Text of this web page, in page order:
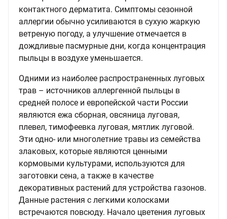
контактного дерматита. Симптомы сезонной
аллергии обычно усиливаются в сухую жаркую
ветреную погоду, а улучшение отмечается в
дождливые пасмурные дни, когда концентрация
пыльцы в воздухе уменьшается.
Одними из наиболее распространенных луговых
трав – источников аллергенной пыльцы в
средней полосе и европейской части России
являются ежа сборная, овсяница луговая,
плевел, тимофеевка луговая, мятлик луговой.
Эти одно- или многолетние травы из семейства
злаковых, которые являются ценными
кормовыми культурами, используются для
заготовки сена, а также в качестве
декоративных растений для устройства газонов.
Данные растения с легкими колосками
встречаются повсюду. Начало цветения луговых